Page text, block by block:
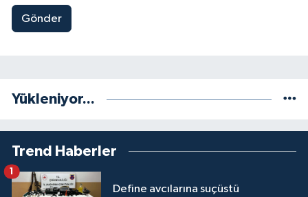
Gönder
Yükleniyor...
Trend Haberler
Define avcılarına suçüstü
1